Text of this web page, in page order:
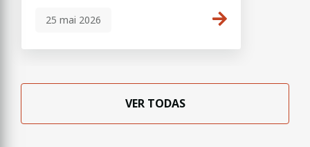
25 mai 2026
VER TODAS